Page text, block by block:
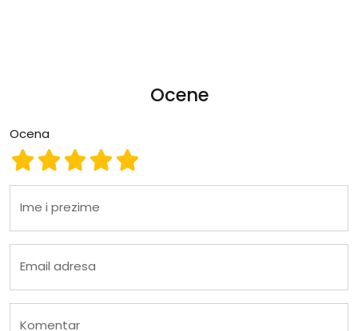
Ocene
Ocena
Ocena 5
Ocena 4
Ocena 3
Ocena 2
Ocena 1
Ime i prezime
Email adresa
Komentar